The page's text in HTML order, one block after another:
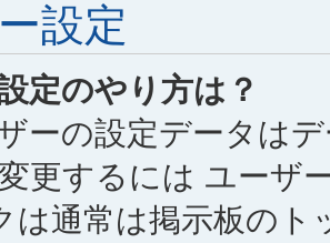
設定
定のやり方は？
ーの設定データは
更するには ユーザ
は通常は掲示板の